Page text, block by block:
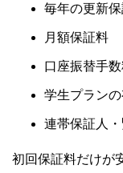
毎年の更新
月額保証料
口座振替手
学生プラン
連帯保証人
初回保証料だけが